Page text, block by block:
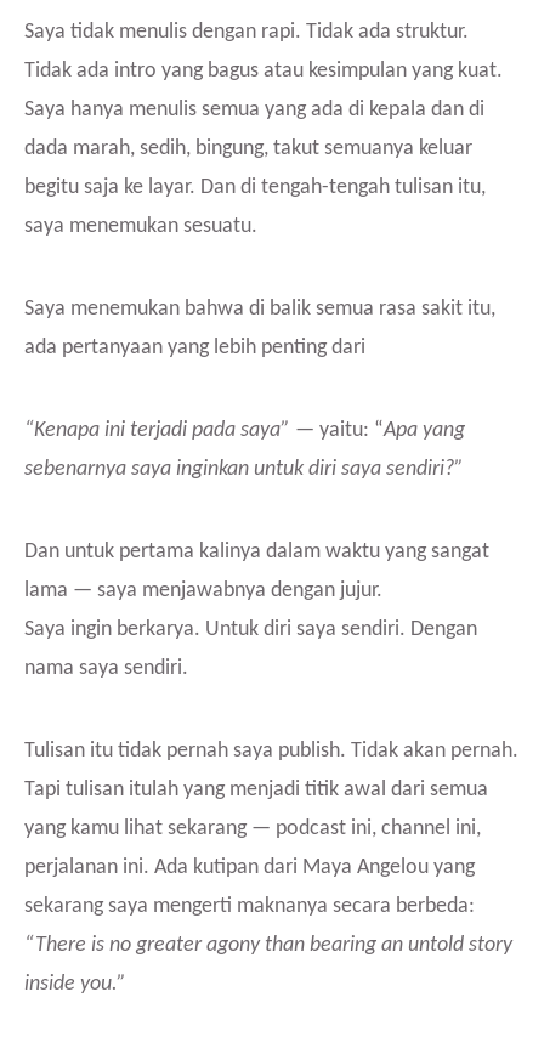
Saya tidak menulis dengan rapi. Tidak ada struktur.
Tidak ada intro yang bagus atau kesimpulan yang kuat.
Saya hanya menulis semua yang ada di kepala dan di
dada marah, sedih, bingung, takut semuanya keluar
begitu saja ke layar. Dan di tengah-tengah tulisan itu,
saya menemukan sesuatu.
Saya menemukan bahwa di balik semua rasa sakit itu,
ada pertanyaan yang lebih penting dari
“Kenapa ini terjadi pada saya” — yaitu: “Apa yang
sebenarnya saya inginkan untuk diri saya sendiri?”
Dan untuk pertama kalinya dalam waktu yang sangat
lama — saya menjawabnya dengan jujur.
Saya ingin berkarya. Untuk diri saya sendiri. Dengan
nama saya sendiri.
Tulisan itu tidak pernah saya publish. Tidak akan pernah.
Tapi tulisan itulah yang menjadi titik awal dari semua
yang kamu lihat sekarang — podcast ini, channel ini,
perjalanan ini. Ada kutipan dari Maya Angelou yang
sekarang saya mengerti maknanya secara berbeda:
“There is no greater agony than bearing an untold story
inside you.”